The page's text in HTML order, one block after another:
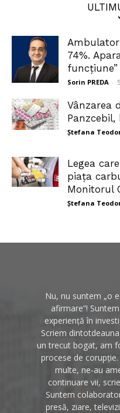
74%.
Sorin PREDA -
Vânzarea
Panzcebil,
Ștefana
Legea
piața
Monitorul
Ștefana
Nu, nu suntem „o
afirmare”!
experiență în
Scriem
un trecut bogat, am
procese de
multe, ne-au
continuare vii,
Suntem
presă, ziare,